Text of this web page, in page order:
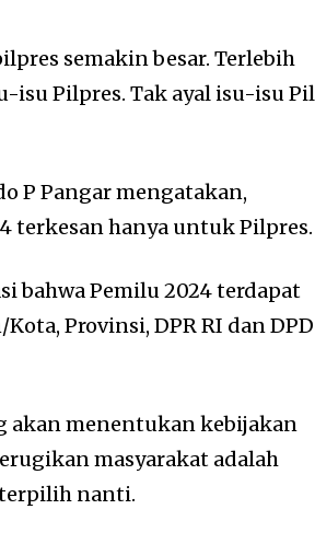
semakin besar. Terlebih
isu Pilpres. Tak ayal isu-isu
P Pangar mengatakan,
terkesan hanya untuk Pilpres.
bahwa Pemilu 2024 terdapat
Provinsi, DPR RI dan DPD
akan menentukan kebijakan
masyarakat adalah
nanti.